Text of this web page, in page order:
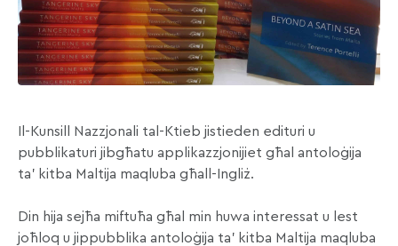
Il-Kunsill Nazzjonali tal-Ktieb jistieden edituri u
pubblikaturi jibgħatu applikazzjonijiet għal antoloġija
ta’ kitba Maltija maqluba għall-Ingliż.
Din hija sejħa miftuħa għal min huwa interessat u lest
joħloq u jippubblika antoloġija ta’ kitba Maltija maqluba